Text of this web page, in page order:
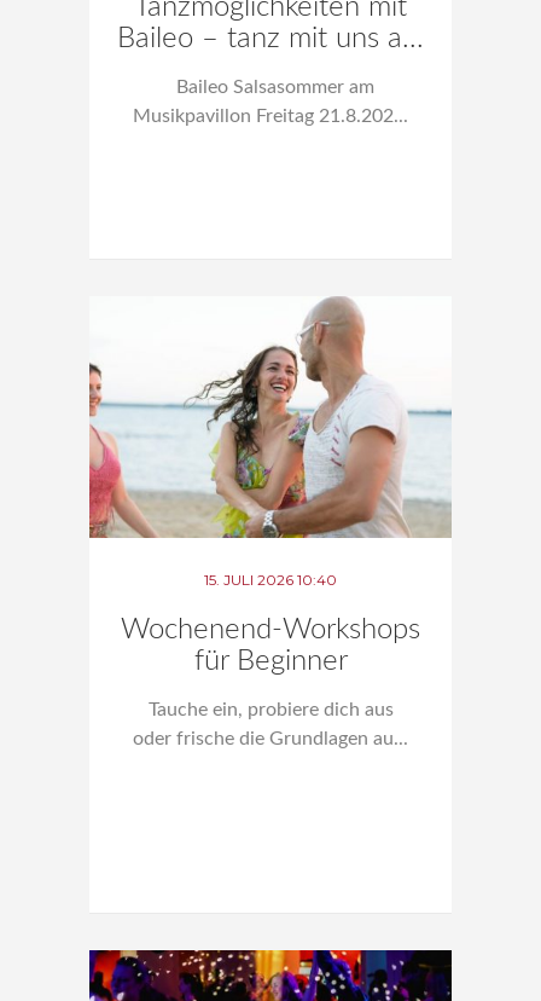
Tanzmöglichkeiten mit
Baileo – tanz mit uns a...
Baileo Salsasommer am
Musikpavillon Freitag 21.8.202...
15. JULI 2026 10:40
Wochenend-Workshops
für Beginner
Tauche ein, probiere dich aus
oder frische die Grundlagen au...